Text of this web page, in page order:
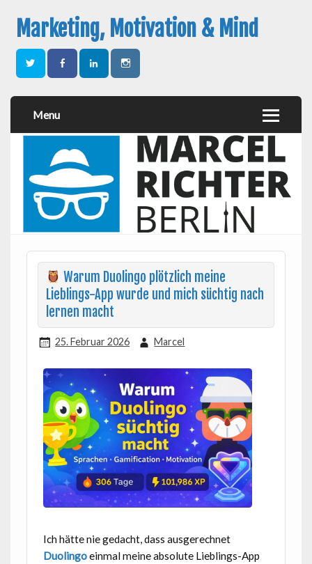
Marketing, Motivation & Mind
Menu
Warum Duolingo plötzlich meine
Lieblings-App wurde und mich süchtig nach
lernen macht
25. Februar 2026 Marcel
Ich hätte nie gedacht, dass ausgerechnet
Duolingoeinmal meine absolute Lieblings-App